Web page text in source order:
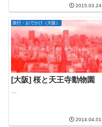
2015.03.24
旅行・おでかけ（大阪）
[大阪] 桜と天王寺動物園
...
2014.04.01